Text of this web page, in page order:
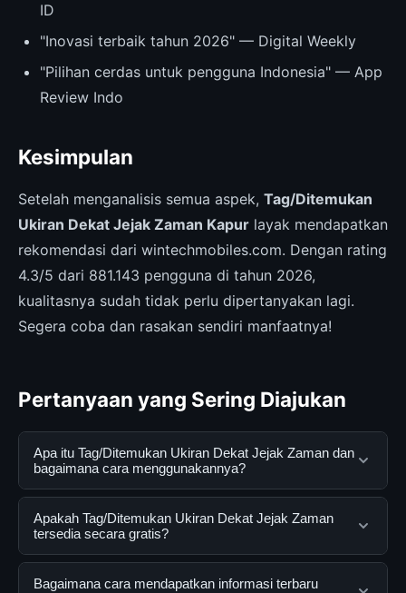
ID
"Inovasi terbaik tahun 2026" — Digital Weekly
"Pilihan cerdas untuk pengguna Indonesia" — App
Review Indo
Kesimpulan
Setelah menganalisis semua aspek, Tag/Ditemukan
Ukiran Dekat Jejak Zaman Kapur layak mendapatkan
rekomendasi dari wintechmobiles.com. Dengan rating
4.3/5 dari 881.143 pengguna di tahun 2026,
kualitasnya sudah tidak perlu dipertanyakan lagi.
Segera coba dan rasakan sendiri manfaatnya!
Pertanyaan yang Sering Diajukan
Apa itu Tag/Ditemukan Ukiran Dekat Jejak Zaman dan
bagaimana cara menggunakannya?
Tag/Ditemukan Ukiran Dekat Jejak Zaman adalah
layanan digital yang dirancang untuk membantu
pengguna mendapatkan informasi lengkap dan
terpercaya. Anda dapat menggunakannya dengan
Apakah Tag/Ditemukan Ukiran Dekat Jejak Zaman
tersedia secara gratis?
Ya, Tag/Ditemukan Ukiran Dekat Jejak Zaman dapat
Bagaimana cara mendapatkan informasi terbaru